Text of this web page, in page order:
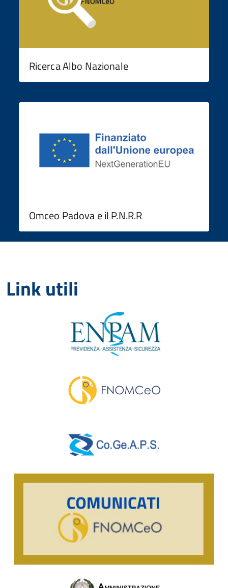
Ricerca Albo Nazionale
Omceo Padova e il P.N.R.R
Link utili